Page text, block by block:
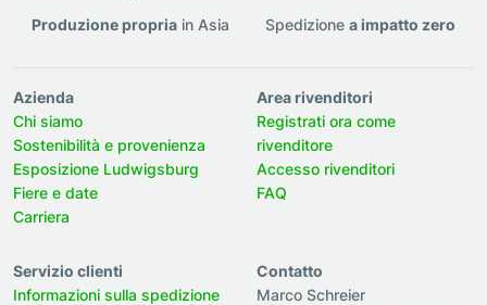
Produzione propriain Asia Spedizionea impatto zero
Azienda
Chi siamo
Sostenibilità e provenienza
Esposizione Ludwigsburg
Fiere e date
Carriera
Area rivenditori
Registrati ora come
rivenditore
Accesso rivenditori
FAQ
Servizio clienti
Informazioni sulla spedizione
Contatto
Marco Schreier